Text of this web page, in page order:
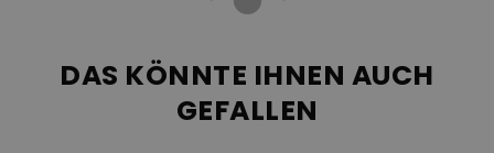
DAS KÖNNTE IHNEN AUCH
GEFALLEN